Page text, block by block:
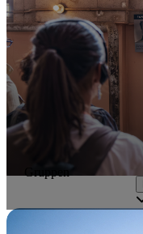
Gruppen